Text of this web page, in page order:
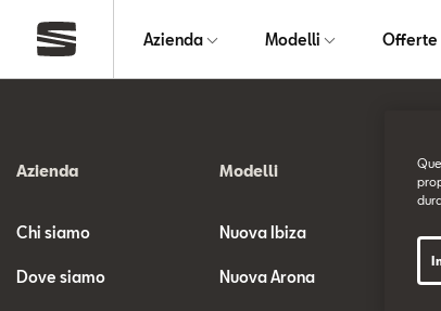
Azienda Modelli Offerte
Azienda
Chi siamo
Dove siamo
Modelli
Nuova Ibiza
Nuova Arona Le